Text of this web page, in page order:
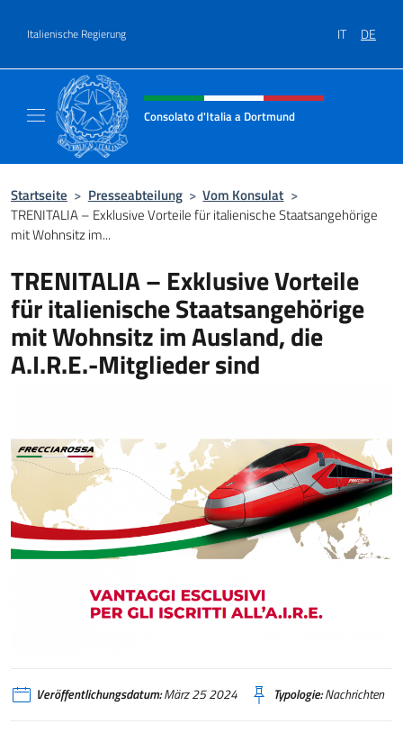
Italienische Regierung IT DE
Header-Site, Social und Menü
Consolato d'Italia a Dortmund
Startseite > Presseabteilung > Vom Konsulat >
TRENITALIA – Exklusive Vorteile für italienische Staatsangehörige
mit Wohnsitz im...
TRENITALIA – Exklusive Vorteile
für italienische Staatsangehörige
mit Wohnsitz im Ausland, die
A.I.R.E.-Mitglieder sind
Veröffentlichungsdatum:März 25 2024 Typologie:Nachrichten